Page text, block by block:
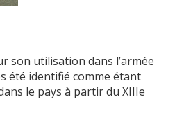
son utilisation dans l’armée
été identifié comme étant
le pays à partir du XIIIe